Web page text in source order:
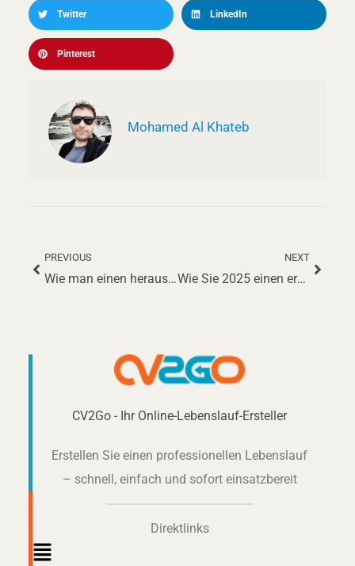
Twitter LinkedIn
Pinterest
Mohamed Al Khateb
Zurück
PREVIOUS
Wie man einen herausragenden Lebenslauf als Friseur erstellt: Ein umfassender Leitfaden für 2025
NEXT
Wie Sie 2025 einen erfolgreichen Lebenslauf als Verwaltungsassistent erstellen
CV2Go - Ihr Online-Lebenslauf-Ersteller
Erstellen Sie einen professionellen Lebenslauf
– schnell, einfach und sofort einsatzbereit
Direktlinks
Main